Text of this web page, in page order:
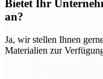
Bietet Ihr
an?
Ja, wir stellen Ihnen
Materialien zur